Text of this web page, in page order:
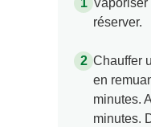
Vaporiser
réserver.
Chauffer
en
minutes.
minutes.